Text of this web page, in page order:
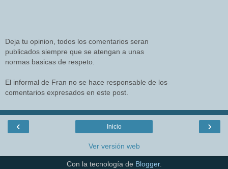
Deja tu opinion, todos los comentarios seran
publicados siempre que se atengan a unas
normas basicas de respeto.
El informal de Fran no se hace responsable de los
comentarios expresados en este post.
‹ ›
Inicio
Ver versión web
Con la tecnología de Blogger.